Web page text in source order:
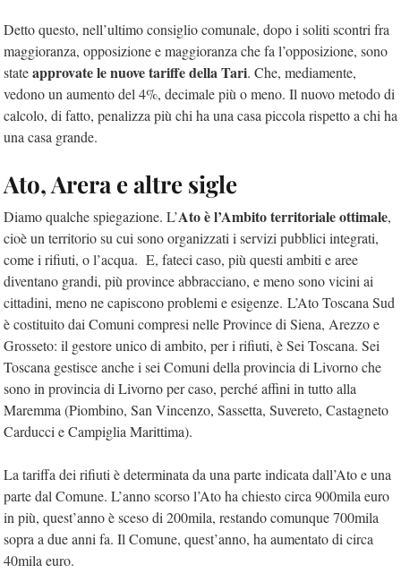
Detto questo, nell’ultimo consiglio comunale, dopo i soliti scontri fra
maggioranza, opposizione e maggioranza che fa l’opposizione, sono
stateapprovate le nuove tariffe della Tari. Che, mediamente,
vedono un aumento del 4%, decimale più o meno. Il nuovo metodo di
calcolo, di fatto, penalizza più chi ha una casa piccola rispetto a chi ha
una casa grande.
Ato, Arera e altre sigle
Diamo qualche spiegazione. L’Ato è l’Ambito territoriale ottimale,
cioè un territorio su cui sono organizzati i servizi pubblici integrati,
come i rifiuti, o l’acqua. E, fateci caso, più questi ambiti e aree
diventano grandi, più province abbracciano, e meno sono vicini ai
cittadini, meno ne capiscono problemi e esigenze. L’Ato Toscana Sud
è costituito dai Comuni compresi nelle Province di Siena, Arezzo e
Grosseto: il gestore unico di ambito, per i rifiuti, è Sei Toscana. Sei
Toscana gestisce anche i sei Comuni della provincia di Livorno che
sono in provincia di Livorno per caso, perché affini in tutto alla
Maremma (Piombino, San Vincenzo, Sassetta, Suvereto, Castagneto
Carducci e Campiglia Marittima).
La tariffa dei rifiuti è determinata da una parte indicata dall’Ato e una
parte dal Comune. L’anno scorso l’Ato ha chiesto circa 900mila euro
in più, quest’anno è sceso di 200mila, restando comunque 700mila
sopra a due anni fa. Il Comune, quest’anno, ha aumentato di circa
40mila euro.